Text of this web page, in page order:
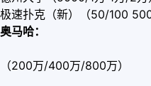
极速扑克（新）（50/100
奥马哈：
（200万/400万/800万）